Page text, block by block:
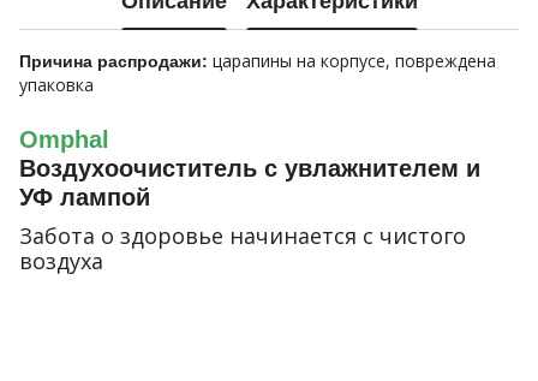
Причина распродажи: царапины на корпусе, повреждена
упаковка
Omphal
Воздухоочиститель с увлажнителем и
УФ лампой
Забота о здоровье начинается с чистого
воздуха